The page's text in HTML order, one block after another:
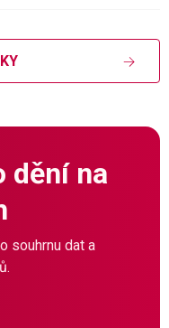
dění na
souhrnu dat a